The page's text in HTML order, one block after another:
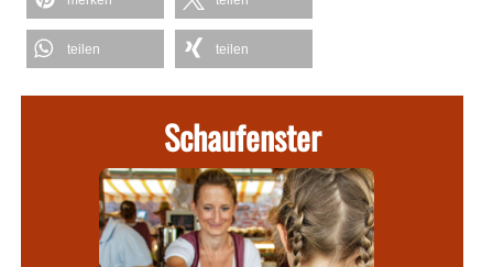
teilen teilen
Schaufenster